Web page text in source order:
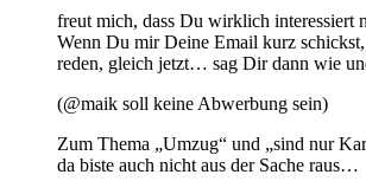
freut mich, dass Du wirklich interessiert
Wenn Du mir Deine Email kurz
reden, gleich jetzt… sag Dir dann wie
(@maik soll keine Abwerbung sein)
Zum Thema „Umzug“ und „sind nur
da biste auch nicht aus der Sache raus…